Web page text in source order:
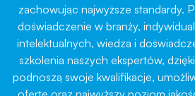
zachowując najwyższe standardy.
doświadczenie w branży,
intelektualnych, wiedza i
szkolenia naszych ekspertów,
podnoszą swoje kwalifikacje,